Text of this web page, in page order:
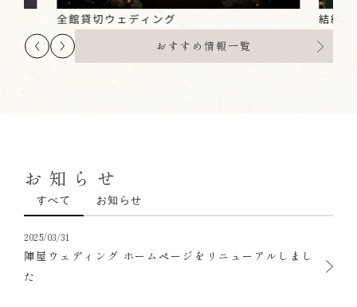
全館貸切ウェディング
結納
おすすめ情報一覧
お知らせ
すべて お知らせ
2025/03/31
陣屋ウェディング ホームページをリニューアルしまし
た